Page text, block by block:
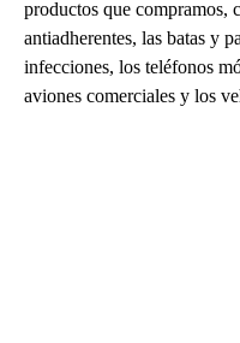
productos que compramos,
antiadherentes, las batas y
infecciones, los teléfonos
aviones comerciales y los